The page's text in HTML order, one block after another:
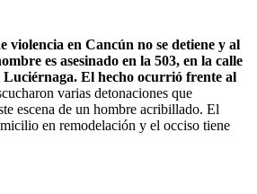
violencia en Cancún no se detiene y al
es asesinado en la 503, en la calle
Luciérnaga. El hecho ocurrió frente al
varias detonaciones que
escena de un hombre acribillado. El
en remodelación y el occiso tiene